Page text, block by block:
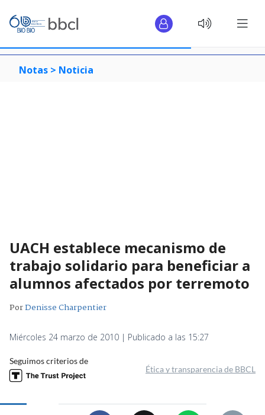
Notas > Noticia
UACH establece mecanismo de
trabajo solidario para beneficiar a
alumnos afectados por terremoto
PorDenisse Charpentier
Miércoles 24 marzo de 2010 | Publicado a las 15:27
Seguimos criterios de
Ética y transparencia de BBCL